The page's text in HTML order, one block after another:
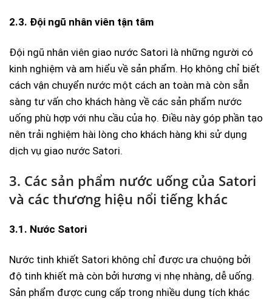
2.3. Đội ngũ nhân viên tận tâm
Đội ngũ nhân viên giao nước Satori là những người có
kinh nghiệm và am hiểu về sản phẩm. Họ không chỉ biết
cách vận chuyển nước một cách an toàn mà còn sẵn
sàng tư vấn cho khách hàng về các sản phẩm nước
uống phù hợp với nhu cầu của họ. Điều này góp phần tạo
nên trải nghiệm hài lòng cho khách hàng khi sử dụng
dịch vụ giao nước Satori.
3. Các sản phẩm nước uống của Satori
và các thương hiệu nổi tiếng khác
3.1. Nước Satori
Nước tinh khiết Satori không chỉ được ưa chuộng bởi
độ tinh khiết mà còn bởi hương vị nhẹ nhàng, dễ uống.
Sản phẩm được cung cấp trong nhiều dung tích khác